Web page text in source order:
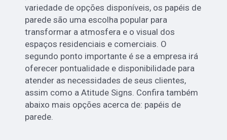
variedade de opções disponíveis, os papéis de
parede são uma escolha popular para
transformar a atmosfera e o visual dos
espaços residenciais e comerciais. O
segundo ponto importante é se a empresa irá
oferecer pontualidade e disponibilidade para
atender as necessidades de seus clientes,
assim como a Atitude Signs. Confira também
abaixo mais opções acerca de: papéis de
parede.